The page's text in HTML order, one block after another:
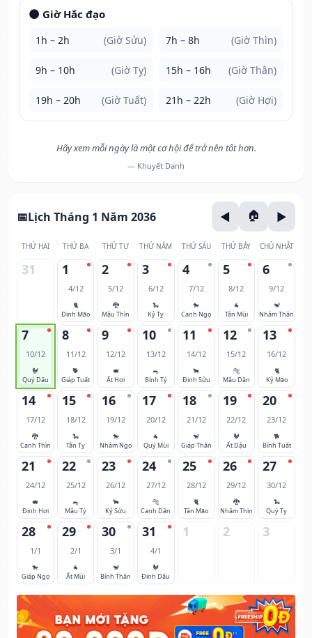
🌑 Giờ Hắc đạo
1h – 2h (Giờ Sửu) 7h – 8h (Giờ Thìn)
9h – 10h (Giờ Tỵ) 15h – 16h (Giờ Thân)
19h – 20h (Giờ Tuất) 21h – 22h (Giờ Hợi)
Hãy xem mỗi ngày là một cơ hội để trở nên tốt hơn.
— Khuyết Danh
Lịch Tháng 1 Năm 2036
THỨ HAI THỨ BA THỨ TƯ THỨ NĂM THỨ SÁU THỨ BẢY CHỦ NHẬT
31 1
4/12
🐈
Đinh Mão
2
5/12
🐉
Mậu Thìn
3
6/12
🐍
Kỷ Tỵ
4
7/12
🐎
Canh Ngọ
5
8/12
🐐
Tân Mùi
6
9/12
🐒
Nhâm Thân
7
10/12
🐓
Quý Dậu
8
11/12
🐕
Giáp Tuất
9
12/12
🐖
Ất Hợi
10
13/12
🐀
Bính Tý
11
14/12
🐂
Đinh Sửu
12
15/12
🐅
Mậu Dần
13
16/12
🐈
Kỷ Mão
14
17/12
🐉
Canh Thìn
15
18/12
🐍
Tân Tỵ
16
19/12
🐎
Nhâm Ngọ
17
20/12
🐐
Quý Mùi
18
21/12
🐒
Giáp Thân
19
22/12
🐓
Ất Dậu
20
23/12
🐕
Bính Tuất
21
24/12
🐖
Đinh Hợi
22
25/12
🐀
Mậu Tý
23
26/12
🐂
Kỷ Sửu
24
27/12
🐅
Canh Dần
25
28/12
🐈
Tân Mão
26
29/12
🐉
Nhâm Thìn
27
30/12
🐍
Quý Tỵ
28
1/1
🐎
Giáp Ngọ
29
2/1
🐐
Ất Mùi
30
3/1
🐒
Bính Thân
31
4/1
🐓
Đinh Dậu
1 2 3